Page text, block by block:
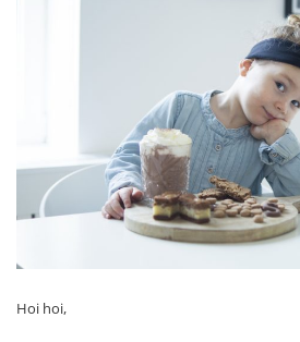
Hoi hoi,